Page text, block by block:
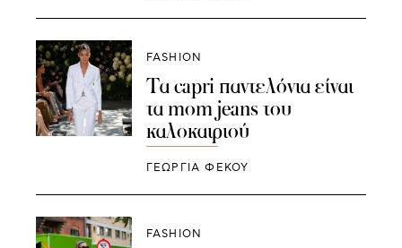
FASHION
Τα capri παντελόνια είναι
τα mom jeans του
καλοκαιριού
ΓΕΩΡΓΙΑ ΦΕΚΟΥ
FASHION